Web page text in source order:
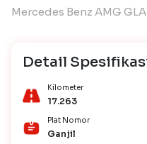
Mercedes Benz AMG
Detail
Kilometer
17.263
Plat Nomor
Ganjil